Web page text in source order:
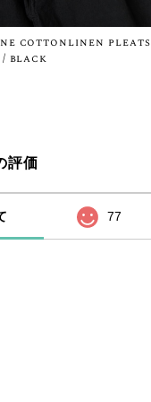
cottonlinen pleats
black
評価
77